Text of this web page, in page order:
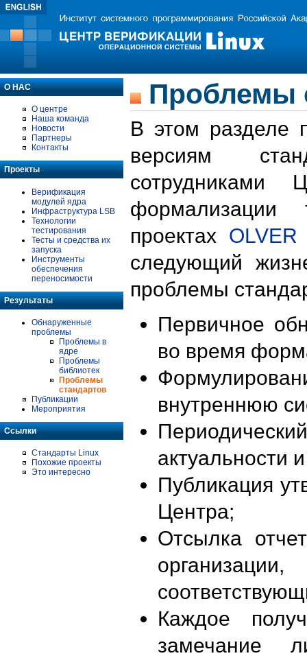
О НАС
О центре
Наша команда
Новости
Партнеры
Контакты
Проекты
Верификация
модулей ядра
Инфраструктура LSB
Технологии
тестирования
Тесты и средства их
запуска
Инструменты
обеспечения
переносимости
Результаты
Обнаруженные
проблемы
Проблемы в
ядре
Проблемы
библиотек
Проблемы
стандартов
Публикации
Мероприятия
Ссылки
Стандарты Linux
Похожие проекты
Это интересно
Проблемы
В этом разделе
версиям
формализации
проектах OLVER
следующий
проблемы
Первичное
во время
внутреннюю
актуальности
Публикация
Центра;
Отсылка
Каждое
замечание